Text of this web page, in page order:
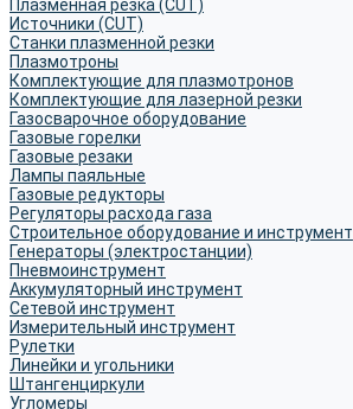
Плазменная резка (CUT)
Источники (CUT)
Станки плазменной резки
Плазмотроны
Комплектующие для плазмотронов
Комплектующие для лазерной резки
Газосварочное оборудование
Газовые горелки
Газовые резаки
Лампы паяльные
Газовые редукторы
Регуляторы расхода газа
Строительное оборудование и инструмент
Генераторы (электростанции)
Пневмоинструмент
Аккумуляторный инструмент
Сетевой инструмент
Измерительный инструмент
Рулетки
Линейки и угольники
Штангенциркули
Угломеры